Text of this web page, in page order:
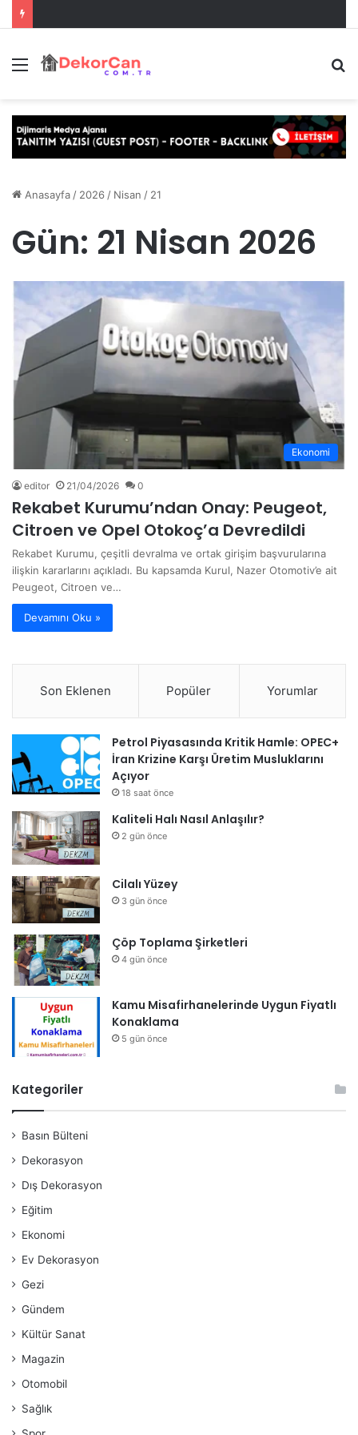
Menü
...
Anasayfa / 2026 / Nisan / 21
Gün: 21 Nisan 2026
Ekonomi
editor 21/04/2026 0
Rekabet Kurumu’ndan Onay: Peugeot,
Citroen ve Opel Otokoç’a Devredildi
Rekabet Kurumu, çeşitli devralma ve ortak girişim başvurularına
ilişkin kararlarını açıkladı. Bu kapsamda Kurul, Nazer Otomotiv’e ait
Peugeot, Citroen ve…
Devamını Oku »
Son Eklenen Popüler Yorumlar
Petrol Piyasasında Kritik Hamle: OPEC+
İran Krizine Karşı Üretim Musluklarını
Açıyor
18 saat önce
Kaliteli Halı Nasıl Anlaşılır?
2 gün önce
Cilalı Yüzey
3 gün önce
Çöp Toplama Şirketleri
4 gün önce
Kamu Misafirhanelerinde Uygun Fiyatlı
Konaklama
5 gün önce
Kategoriler
Basın Bülteni
Dekorasyon
Dış Dekorasyon
Eğitim
Ekonomi
Ev Dekorasyon
Gezi
Gündem
Kültür Sanat
Magazin
Otomobil
Sağlık